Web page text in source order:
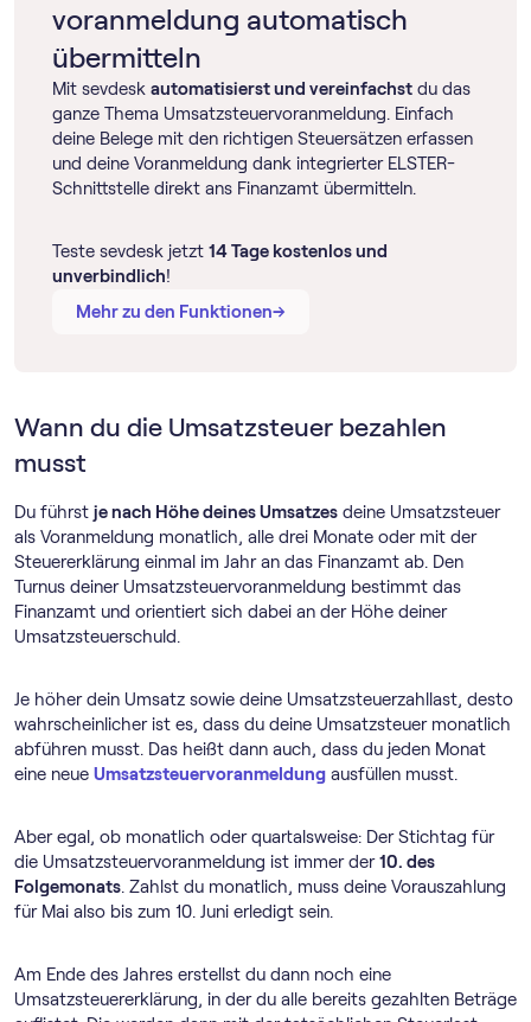
voranmeldung automatisch
übermitteln
Mit sevdesk automatisierst und vereinfachst du das
ganze Thema Umsatz­steuer­voranmeldung. Einfach
deine Belege mit den richtigen Steuersätzen erfassen
und deine Voranmeldung dank integrierter ELSTER-
Schnittstelle direkt ans Finanzamt übermitteln.
Teste sevdesk jetzt 14 Tage kostenlos und
unverbindlich!
Mehr zu den Funktionen→
→
Wann du die Umsatzsteuer bezahlen
musst
Du führst je nach Höhe deines Umsatzes deine Umsatzsteuer
als Voranmeldung monatlich, alle drei Monate oder mit der
Steuererklärung einmal im Jahr an das Finanzamt ab. Den
Turnus deiner Umsatz­steuer­voranmeldung bestimmt das
Finanzamt und orientiert sich dabei an der Höhe deiner
Umsatzsteuerschuld.
Je höher dein Umsatz sowie deine Umsatzsteuerzahllast, desto
wahrscheinlicher ist es, dass du deine Umsatzsteuer monatlich
abführen musst. Das heißt dann auch, dass du jeden Monat
eine neue Umsatz­steuer­voranmeldung ausfüllen musst.
Aber egal, ob monatlich oder quartalsweise: Der Stichtag für
die Umsatz­steuer­voranmeldung ist immer der10. des
Folgemonats. Zahlst du monatlich, muss deine Vorauszahlung
für Mai also bis zum 10. Juni erledigt sein.
Am Ende des Jahres erstellst du dann noch eine
Umsatzsteuererklärung, in der du alle bereits gezahlten Beträge